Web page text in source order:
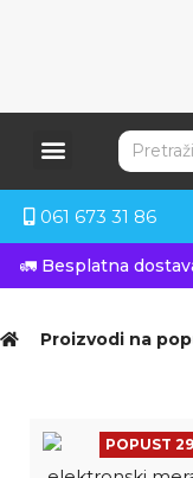
061 673 31 86
🚛 Besplatna
Proizvodi na
POPUST